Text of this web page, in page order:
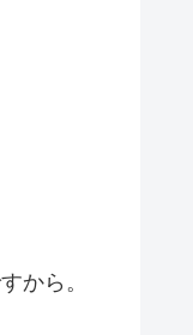
から。